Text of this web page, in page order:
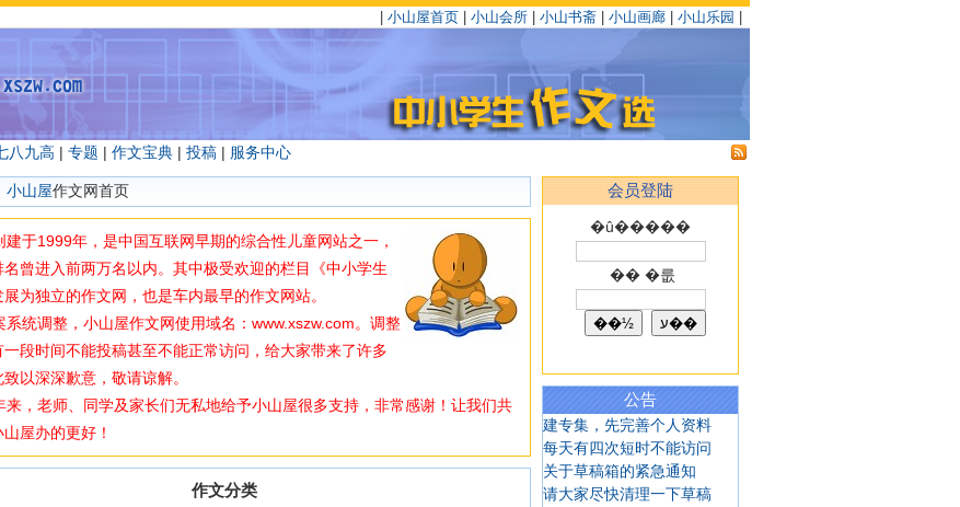
小山屋首页 小山会所 小山书斋 小山画廊 小山乐园
八九高 | 专题 | 作文宝典 | 投稿 | 服务中心
小山屋作文网首页
于1999年，是中国互联网早期的综合性儿童网站之一，
曾进入前两万名以内。其中极受欢迎的栏目《中小学生
为独立的作文网，也是车内最早的作文网站。
统调整，小山屋作文网使用域名：www.xszw.com。调整
段时间不能投稿甚至不能正常访问，给大家带来了许多
以深深歉意，敬请谅解。
，老师、同学及家长们无私地给予小山屋很多支持，非常感谢！让我们共
屋办的更好！
作文分类
会员登陆
�û�����
�� �룺
公告
建专集，先完善个人资料
每天有四次短时不能访问
关于草稿箱的紧急通知
请大家尽快清理一下草稿